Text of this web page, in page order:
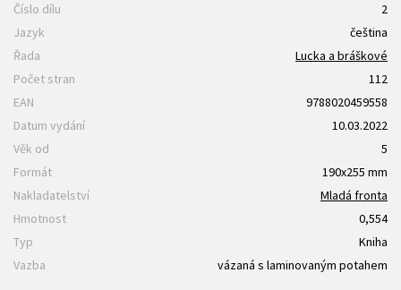
Číslo dílu
2
Jazyk
čeština
Řada
Lucka a bráškové
Počet stran
112
EAN
9788020459558
Datum vydání
10.03.2022
Věk od
5
Formát
190x255 mm
Nakladatelství
Mladá fronta
Hmotnost
0,554
Typ
Kniha
Vazba
vázaná s laminovaným potahem